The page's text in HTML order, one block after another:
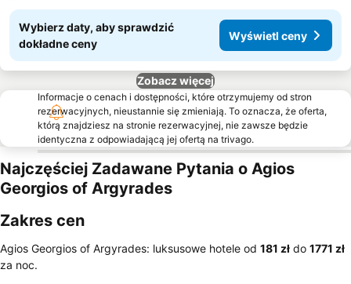
Wybierz daty, aby sprawdzić
dokładne ceny
Wyświetl ceny
Zobacz więcej
Informacje o cenach i dostępności, które otrzymujemy od stron
rezerwacyjnych, nieustannie się zmieniają. To oznacza, że oferta,
którą znajdziesz na stronie rezerwacyjnej, nie zawsze będzie
identyczna z odpowiadającą jej ofertą na trivago.
Najczęściej Zadawane Pytania o Agios
Georgios of Argyrades
Zakres cen
Agios Georgios of Argyrades: luksusowe hotele od ‎181 zł do ‎1771 zł
za noc.